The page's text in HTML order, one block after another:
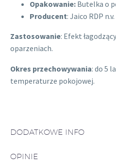
Opakowanie: Butelka o
Producent: Jaico RDP n.v.
Zastosowanie: Efekt
oparzeniach.
Okres przechowywania: do 5
temperaturze pokojowej.
DODATKOWE INFO
OPINIE